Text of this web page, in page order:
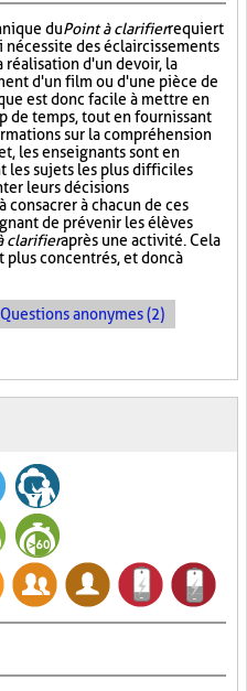
duPoint à clarifierrequiert
nécessite des éclaircissements
réalisation d'un devoir, la
d'un film ou d'une pièce de
est donc facile à mettre en
de temps, tout en fournissant
sur la compréhension
les enseignants sont en
les sujets les plus difficiles
leurs décisions
à chacun de ces
de prévenir les élèves
clarifieraprès une activité. Cela
concentrés, et donc à
Questions anonymes (2)